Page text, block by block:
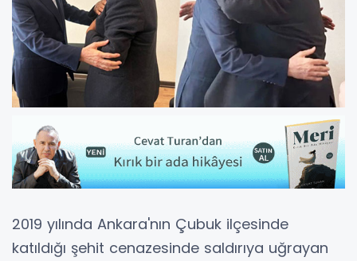
2019 yılında Ankara'nın Çubuk ilçesinde
katıldığı şehit cenazesinde saldırıya uğrayan